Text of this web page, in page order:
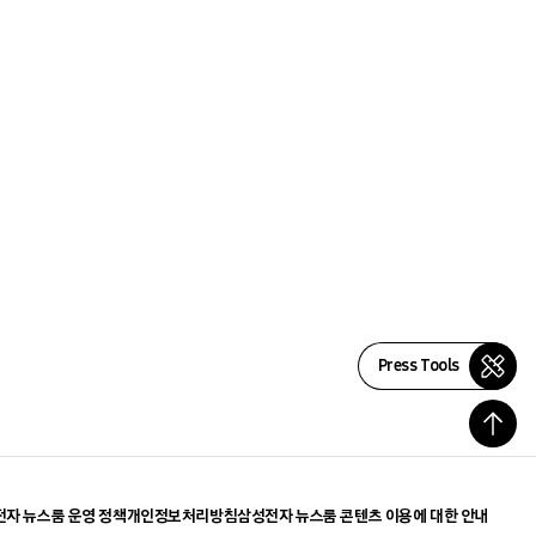
Press Tools
자 뉴스룸 운영 정책개인정보처리방침삼성전자 뉴스룸 콘텐츠 이용에 대한 안내